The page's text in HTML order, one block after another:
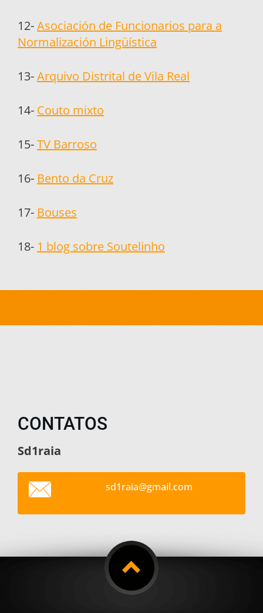
12-Asociación de Funcionarios para a
Normalización Lingüística
13-Arquivo Distrital de Vila Real
14- Couto mixto
15-TV Barroso
16- Bento da Cruz
17- Bouses
18- 1 blog sobre Soutelinho
CONTATOS
Sd1raia
sd1raia@gmail.com